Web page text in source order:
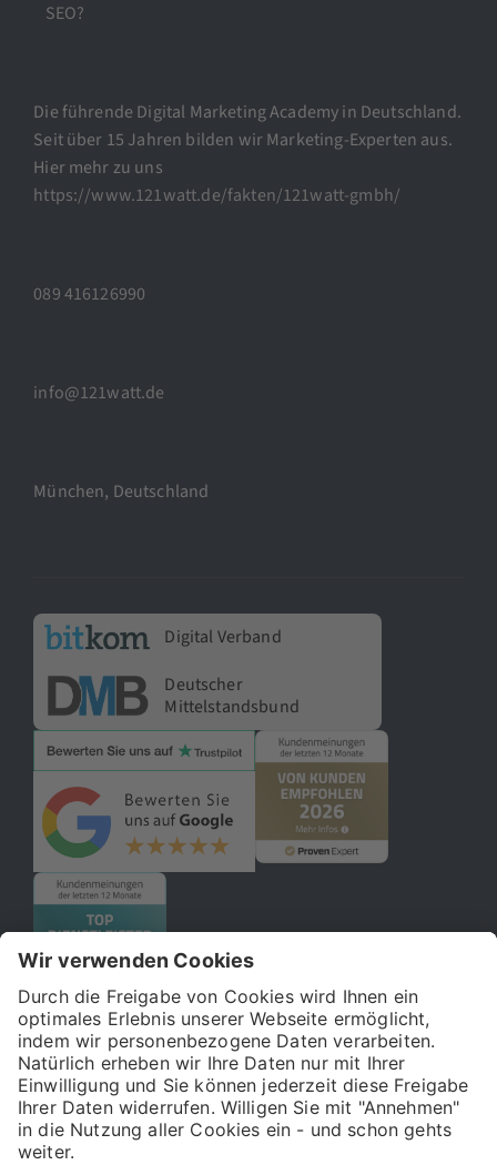
SEO?
Die führende Digital Marketing Academy in Deutschland.
Seit über 15 Jahren bilden wir Marketing-Experten aus.
Hier mehr zu uns
https://www.121watt.de/fakten/121watt-gmbh/
089 416126990
info@121watt.de
München, Deutschland
Digital Verband
Deutscher
Mittelstandsbund
© 2026 121WATT GmbH